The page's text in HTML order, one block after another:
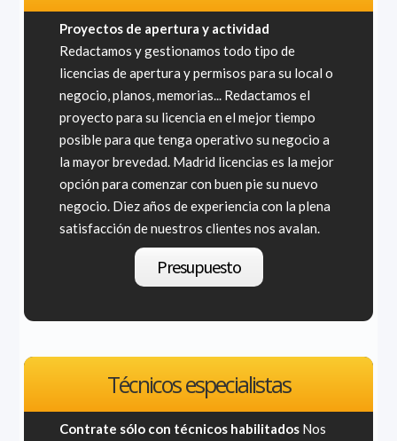
Proyectos de apertura y actividad
Redactamos y gestionamos todo tipo de
licencias de apertura y permisos para su local o
negocio, planos, memorias... Redactamos el
proyecto para su licencia en el mejor tiempo
posible para que tenga operativo su negocio a
la mayor brevedad. Madrid licencias es la mejor
opción para comenzar con buen pie su nuevo
negocio. Diez años de experiencia con la plena
satisfacción de nuestros clientes nos avalan.
Presupuesto
Técnicos especialistas
Contrate sólo con técnicos habilitadosNos